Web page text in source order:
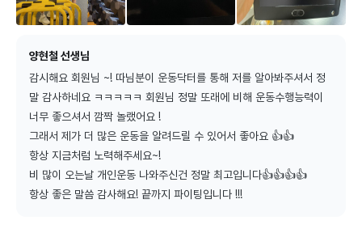
양현철 선생님
감시해요 회원님 ~! 따님분이 운동닥터를 통해 저를 알아봐주셔서 정
말 감사하네요 ㅋㅋㅋㅋㅋ 회원님 정말 또래에 비해 운동수행능력이
너무 좋으셔서 깜짝 놀랬어요 !
그래서 제가 더 많은 운동을 알려드릴 수 있어서 좋아요 👍👍
항상 지금처럼 노력해주세요~!
비 많이 오는날 개인운동 나와주신건 정말 최고입니다👍👍👍👍
항상 좋은 말씀 감사해요! 끝까지 파이팅입니다 !!!